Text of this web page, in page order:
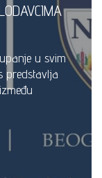
u svim
predstavlja